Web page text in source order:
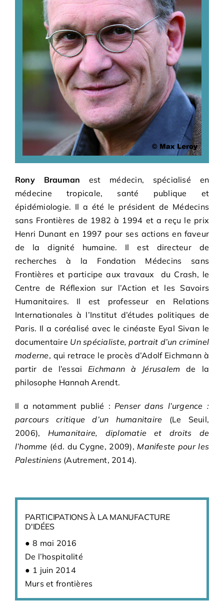
Adhésions
Archives
Contact
Rony Brauman est médecin, spécialisé en
médecine tropicale, santé publique et
épidémiologie. Il a été le président de Médecins
sans Frontières de 1982 à 1994 et a reçu le prix
Henri Dunant en 1997 pour ses actions en faveur
de la dignité humaine. Il est directeur de
recherches à la Fondation Médecins sans
Frontières et participe aux travaux du Crash, le
Centre de Réflexion sur l’Action et les Savoirs
Humanitaires. Il est professeur en Relations
Internationales à l’Institut d’études politiques de
Paris. Il a coréalisé avec le cinéaste Eyal Sivan le
documentaire Un spécialiste, portrait d’un criminel
moderne, qui retrace le procès d’Adolf Eichmann à
partir de l’essai Eichmann à Jérusalem de la
philosophe Hannah Arendt.
Il a notamment publié : Penser dans l’urgence :
parcours critique d’un humanitaire (Le Seuil,
2006), Humanitaire, diplomatie et droits de
l’homme (éd. du Cygne, 2009), Manifeste pour les
Palestiniens(Autrement, 2014).
PARTICIPATIONS À LA MANUFACTURE
D'IDÉES
8 mai 2016
De l’hospitalité
1 juin 2014
Murs et frontières